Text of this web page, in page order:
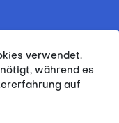
verwendet.
während es
auf